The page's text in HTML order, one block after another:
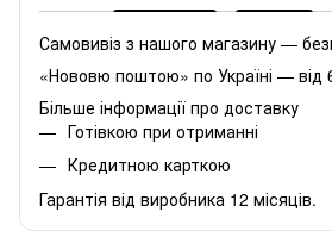
Самовивіз з нашого магазину —
«Нововю поштою» по Україні — від
Більше інформації про доставку
Готівкою при отриманні
Кредитною карткою
Гарантія від виробника 12 місяців.